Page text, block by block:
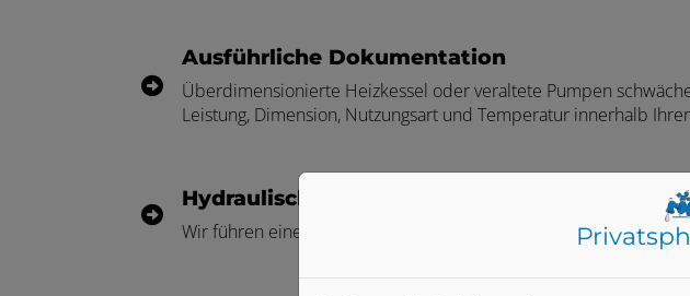
Ausführliche Dokumentation
Überdimensionierte Heizkessel oder veraltete Pumpen
Leistung, Dimension, Nutzungsart und Temperatur innerhalb
Hydraulischer Abgleich
Wir führen einen hydraulischen Abgleich durch. Dadurch